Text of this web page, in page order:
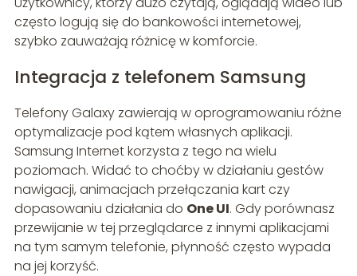
często logują się do bankowości internetowej,
szybko zauważają różnicę w komforcie.
Integracja z telefonem Samsung
Telefony Galaxy zawierają w oprogramowaniu różne
optymalizacje pod kątem własnych aplikacji.
Samsung Internet korzysta z tego na wielu
poziomach. Widać to choćby w działaniu gestów
nawigacji, animacjach przełączania kart czy
dopasowaniu działania do One UI. Gdy porównasz
przewijanie w tej przeglądarce z innymi aplikacjami
na tym samym telefonie, płynność często wypada
na jej korzyść.